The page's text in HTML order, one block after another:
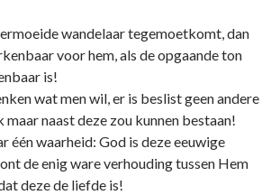
wandelaar tegemoetkomt, dan
voor hem, als de opgaande ton
is!
wat men wil, er is beslist geen andere
maar naast deze zou kunnen bestaan!
één waarheid: God is deze eeuwige
de enig ware verhouding tussen Hem
deze de liefde is!